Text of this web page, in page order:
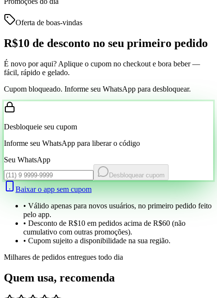
Oferta de boas-vindas
R$10 de desconto no seu primeiro pedido
É novo por aqui? Aplique o cupom no checkout e bora beber —
fácil, rápido e gelado.
Cupom bloqueado. Informe seu WhatsApp para desbloquear.
Desbloqueie seu cupom
Informe seu WhatsApp para liberar o código
Seu WhatsApp
Desbloquear cupom
Baixar o app sem cupom
• Válido apenas para novos usuários, no primeiro pedido feito
pelo app.
• Desconto de R$10 em pedidos acima de R$60 (não
cumulativo com outras promoções).
• Cupom sujeito a disponibilidade na sua região.
Milhares de pedidos entregues todo dia
Quem usa, recomenda